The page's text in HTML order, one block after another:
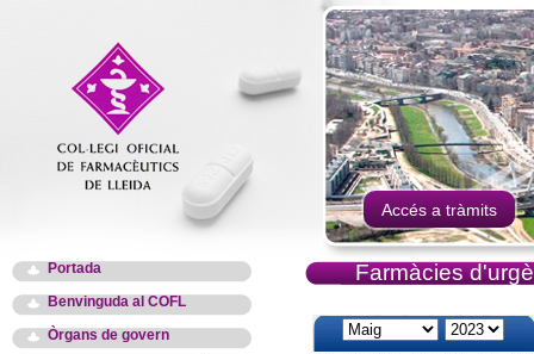
Accés a tràmits
Portada
Benvinguda al COFL
Òrgans de govern
Farmàcies